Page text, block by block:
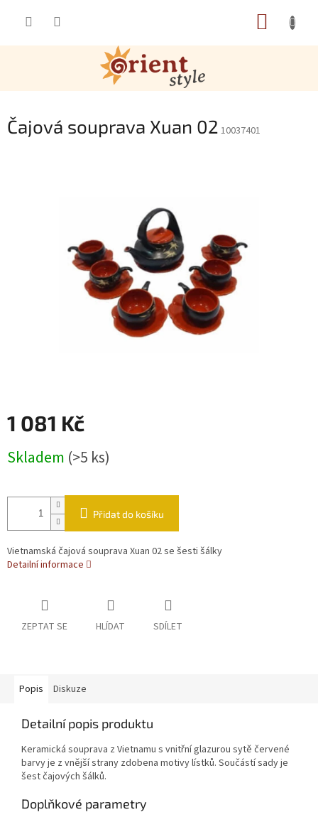
Čajová souprava Xuan 02 10037401
1 081 Kč
Skladem (>5 ks)
Přidat do košíku
Vietnamská čajová souprava Xuan 02 se šesti šálky
Detailní informace
ZEPTAT SE HLÍDAT SDÍLET
Popis Diskuze
Detailní popis produktu
Keramická souprava z Vietnamu s vnitřní glazurou sytě červené
barvy je z vnější strany zdobena motivy lístků. Součástí sady je
šest čajových šálků.
Doplňkové parametry